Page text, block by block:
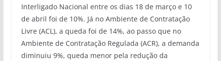
Interligado Nacional entre os dias 18 de março e 10
de abril foi de 10%. Já no Ambiente de Contratação
Livre (ACL), a queda foi de 14%, ao passo que no
Ambiente de Contratação Regulada (ACR), a demanda
diminuiu 9%, queda menor pela redução da